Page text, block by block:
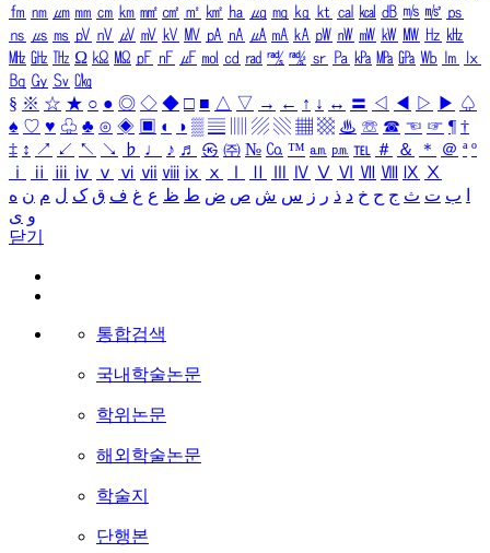
㎙ ㎚ ㎛ ㎜ ㎝ ㎞ ㎟ ㎠ ㎡ ㎢ ㏊ ㎍ ㎎ ㎏ ㏏ ㎈ ㎉ ㏈ ㎧ ㎨ ㎰
㎱ ㎲ ㎳ ㎴ ㎵ ㎶ ㎷ ㎸ ㎹ ㎀ ㎁ ㎂ ㎃ ㎄ ㎺ ㎻ ㎽ ㎾ ㎿ ㎐ ㎑
㎒ ㎓ ㎔ Ω ㏀ ㏁ ㎊ ㎋ ㎌ ㏖ ㏅ ㎭ ㎮ ㎯ ㏛ ㎩ ㎪ ㎫ ㎬ ㏝ ㏐
㏓
㏃ ㏉ ㏜ ㏆
§ ※ ☆ ★ ○ ● ◎ ◇ ◆ □ ■ △ ▽ → ← ↑ ↓ ↔ 〓 ◁ ◀ ▷ ▶ ♤
♠ ♡ ♥ ♧ ♣ ⊙ ◈ ▣ ◐ ◑ ▒ ▤ ▨ ▧ ▦ ▩ ♨ ☏ ☎ ☜ ☞ ¶ †
‡ ↕ ↗ ↙ ↖ ↘ ♭ ♩ ♪ ♬ ㉿ ㈜ № ㏇ ™ ㏂ ㏘ ℡ ＃ ＆ ＊ ＠ ª º
ⅰ
ⅱ ⅲ ⅳ ⅴ ⅵ ⅶ ⅷ ⅸ ⅹ Ⅳ Ⅴ Ⅵ Ⅶ Ⅷ Ⅸ Ⅹ
ب ت ث ج ح خ د ذ ر ز س ش ص ض ط ظ ع غ ف ق ک ل م ن ه
و ی
닫기
통합검색
국내학술논문
학위논문
해외학술논문
학술지
단행본